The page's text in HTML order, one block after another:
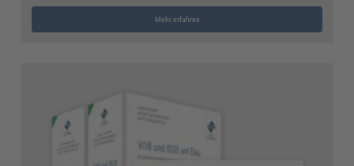
Mehr erfahren